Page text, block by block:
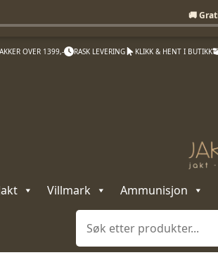
OVER 1399,- RASK LEVERING KLIKK & HENT I BUTIKK
Villmark Ammunisjon
Søk
🚚